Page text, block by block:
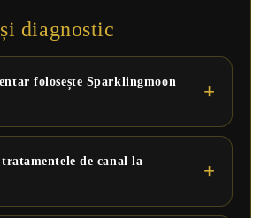
diagnostic
folosește Sparklingmoon
de canal la